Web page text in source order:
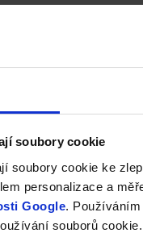
soubory cookie
soubory cookie ke
personalizace a
Google.
souborů cookie.